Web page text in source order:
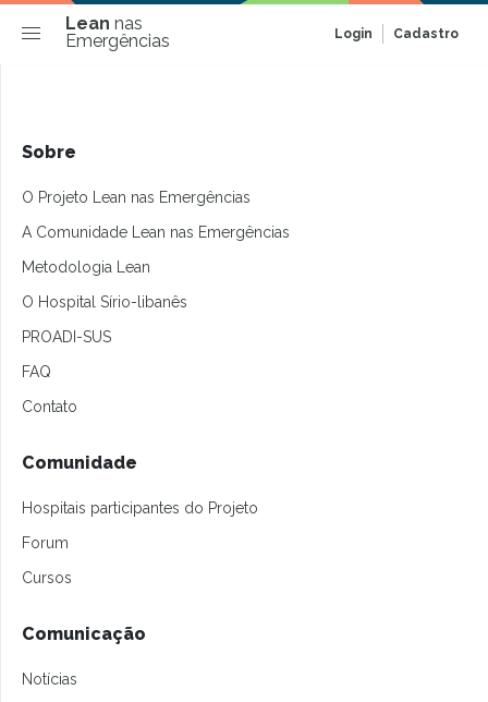
Lean nas
Emergências
Login Cadastro
Sobre
O Projeto Lean nas Emergências
A Comunidade Lean nas Emergências
Metodologia Lean
O Hospital Sírio-libanês
PROADI-SUS
FAQ
Contato
Comunidade
Hospitais participantes do Projeto
Forum
Cursos
Comunicação
Notícias